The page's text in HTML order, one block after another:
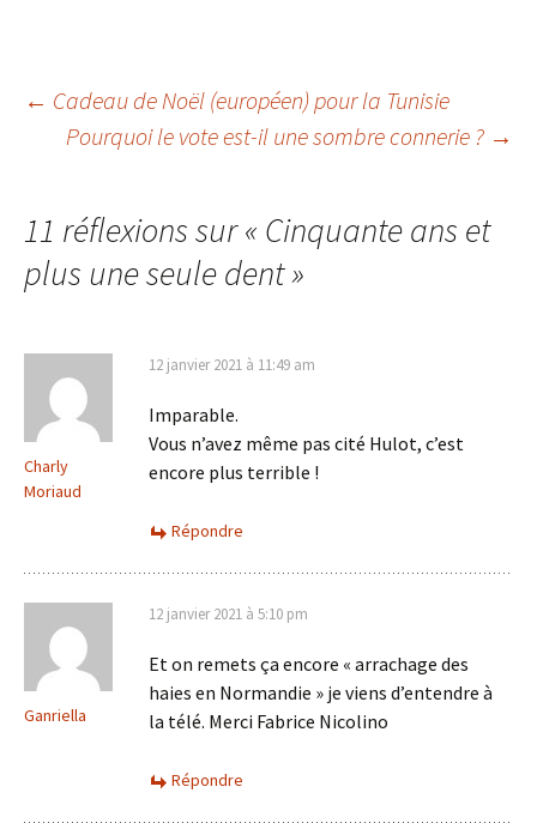
Navigation
articles
← Cadeau de Noël (européen) pour la Tunisie
Pourquoi le vote est-il une sombre connerie ? →
11 réflexions sur « Cinquante ans et
plus une seule dent»
Charly
Moriaud
12 janvier 2021 à 11:49 am
Imparable.
Vous n’avez même pas cité Hulot, c’est
encore plus terrible !
Répondre
Ganriella
12 janvier 2021 à 5:10 pm
Et on remets ça encore « arrachage des
haies en Normandie » je viens d’entendre à
la télé. Merci Fabrice Nicolino
Répondre